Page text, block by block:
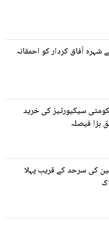
شہرہ آفاق کردار کو احمقانہ
سیکیورٹیز کی خرید
بڑا فیصلہ
کی سرحد کے قریب پہلا